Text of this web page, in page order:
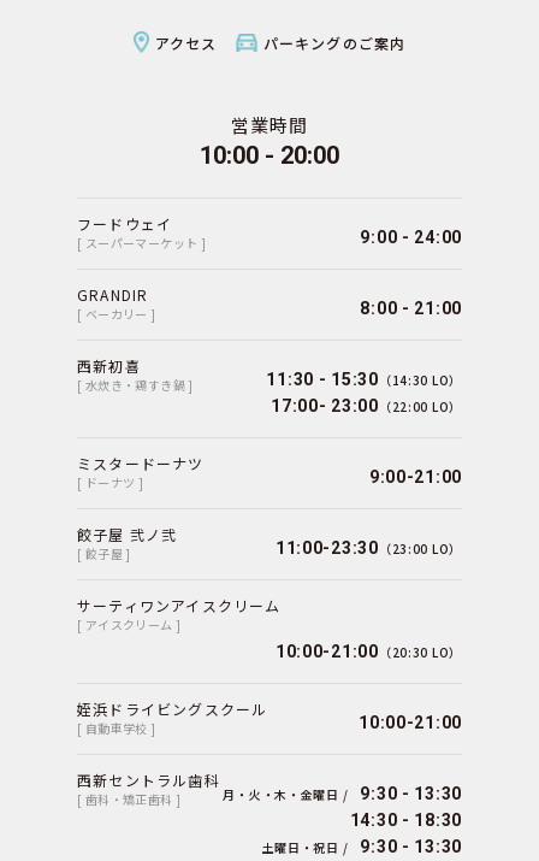
アクセス パーキングのご案内
営業時間
10:00 - 20:00
フードウェイ
[ スーパーマーケット ] 9:00 - 24:00
GRANDIR
[ ベーカリー ] 8:00 - 21:00
西新初喜
[ 水炊き・鶏すき鍋 ] 11:30 - 15:30 （14:30 LO）
17:00- 23:00 （22:00 LO）
ミスタードーナツ
[ ドーナツ ] 9:00-21:00
餃子屋 弐ノ弐
[ 餃子屋 ] 11:00-23:30 （23:00 LO）
サーティワンアイスクリーム
[ アイスクリーム ]
10:00-21:00 （20:30 LO）
姪浜ドライビングスクール
[ 自動車学校 ] 10:00-21:00
西新セントラル歯科
[ 歯科・矯正歯科 ] 月・火・木・金曜日 /
9:30 - 13:30
14:30 - 18:30
土曜日・祝日 /
9:30 - 13:30